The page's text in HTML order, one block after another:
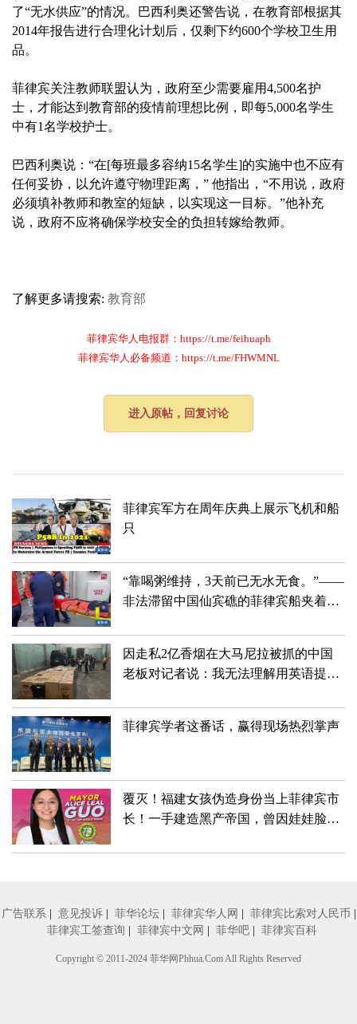
了“无水供应”的情况。巴西利奥还警告说，在教育部根据其
2014年报告进行合理化计划后，仅剩下约600个学校卫生用
品。
菲律宾关注教师联盟认为，政府至少需要雇用4,500名护
士，才能达到教育部的疫情前理想比例，即每5,000名学生
中有1名学校护士。
巴西利奥说：“在[每班最多容纳15名学生]的实施中也不应有
任何妥协，以允许遵守物理距离，” 他指出，“不用说，政府
必须填补教师和教室的短缺，以实现这一目标。”他补充
说，政府不应将确保学校安全的负担转嫁给教师。
了解更多请搜索: 教育部
菲律宾华人电报群：https://t.me/feihuaph
菲律宾华人必备频道：https://t.me/FHWMNL
进入原帖，回复讨论
菲律宾军方在周年庆典上展示飞机和船
只
“靠喝粥维持，3天前已无水无食。”——
非法滞留中国仙宾礁的菲律宾船夹着尾
因走私2亿香烟在大马尼拉被抓的中国
老板对记者说：我无法理解用英语提出
菲律宾学者这番话，赢得现场热烈掌声
覆灭！福建女孩伪造身份当上菲律宾市
长！一手建造黑产帝国，曾因娃娃脸深
广告联系 意见投诉 菲华论坛 菲律宾华人网 菲律宾比索对人民币
菲律宾工签查询
菲律宾中文网 菲华吧 菲律宾百科
Copyright © 2011-2024 菲华网Phhua.Com All Rights Reserved